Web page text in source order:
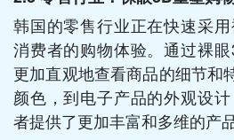
韩国的零售行业正在快速采
消费者的购物体验。通过裸
更加直观地查看商品的细节和
颜色，到电子产品的外观设
者提供了更加丰富和多维的产